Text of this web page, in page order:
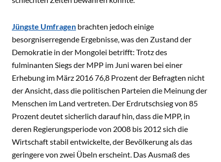
Jüngste Umfragen brachten jedoch einige
besorgniserregende Ergebnisse, was den Zustand der
Demokratie in der Mongolei betrifft: Trotz des
fulminanten Siegs der MPP im Juni waren bei einer
Erhebung im März 2016 76,8 Prozent der Befragten nicht
der Ansicht, dass die politischen Parteien die Meinung der
Menschen im Land vertreten. Der Erdrutschsieg von 85
Prozent deutet sicherlich darauf hin, dass die MPP, in
deren Regierungsperiode von 2008 bis 2012 sich die
Wirtschaft stabil entwickelte, der Bevölkerung als das
geringere von zwei Übeln erscheint. Das Ausmaß des